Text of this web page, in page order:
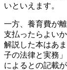
いといえます。
一方、養育費が
支払ったらよい
解説した本はあ
子の法律と実務
によるとの記載が